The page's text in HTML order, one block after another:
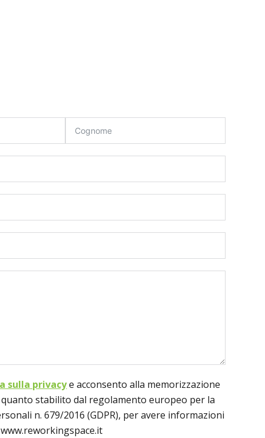
sulla privacye acconsento alla memorizzazione
quanto stabilito dal regolamento europeo per la
n. 679/2016 (GDPR), per avere informazioni